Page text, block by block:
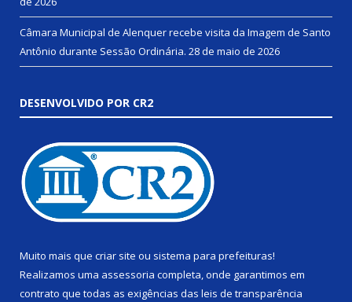
Câmara Municipal de Alenquer recebe visita da Imagem de Santo
Antônio durante Sessão Ordinária. 28 de maio de 2026
DESENVOLVIDO POR CR2
Muito mais que criar site ou sistema para prefeituras!
Realizamos uma assessoria completa, onde garantimos em
contrato que todas as exigências das leis de transparência